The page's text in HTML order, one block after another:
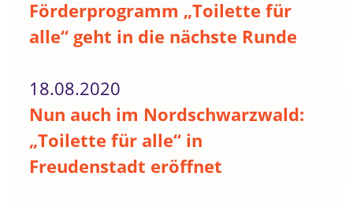
Förderprogramm „Toilette für
alle“ geht in die nächste Runde
18.08.2020
Nun auch im Nordschwarzwald:
„Toilette für alle“ in
Freudenstadt eröffnet